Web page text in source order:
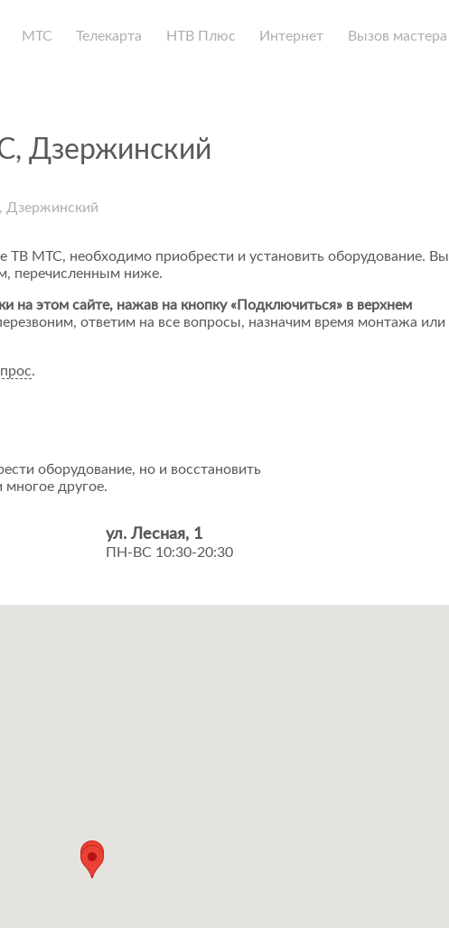
МТС Телекарта НТВ Плюс Интернет Вызов мастера
Дзержинский
Дзержинский
ТВ МТС, необходимо приобрести и установить оборудование. Вы
перечисленным ниже.
на этом сайте, нажав на кнопку «Подключиться» в верхнем
ответим на все вопросы, назначим время монтажа или
.
оборудование, но и восстановить
многое другое.
ул. Лесная, 1
ПН-ВС 10:30-20:30